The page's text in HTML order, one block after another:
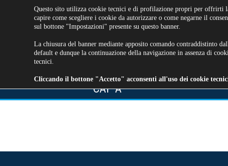
CONTATTI E FAQ
CAP A
Questo sito utilizza cookie tecnici e di profilazione propri per offrirti
capire come scegliere i cookie da autorizzare o come negarne il
sul bottone "Impostazioni" presente su questo banner.
La chiusura del banner mediante apposito comando contraddistinto
default e dunque la continuazione della navigazione in assenza di
tecnici.
Cliccando il bottone "Accetto" acconsenti all'uso dei cookie